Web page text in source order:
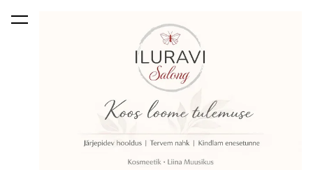
lisati ostukorvi. Vaata ostukorvi